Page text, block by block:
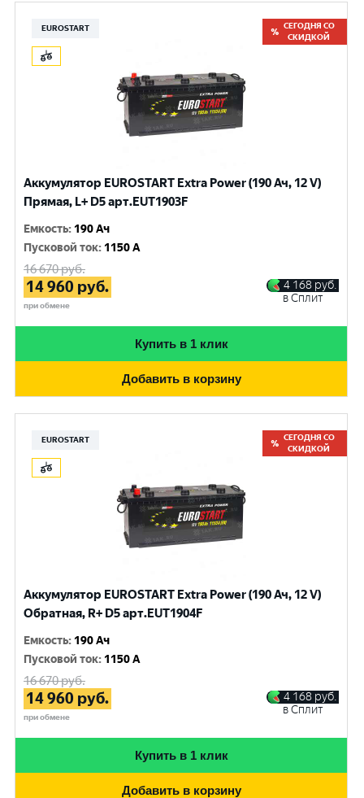
EUROSTART
СЕГОДНЯ СО
СКИДКОЙ
Аккумулятор EUROSTART Extra Power (190 Ач, 12 V)
Прямая, L+ D5 арт.EUT1903F
Емкость: 190 Ач
Пусковой ток: 1150 A
16 670руб.
14 960 руб.
при обмене
4 168 руб.
в Сплит
Купить в 1 клик
Добавить в корзину
EUROSTART
СЕГОДНЯ СО
СКИДКОЙ
Аккумулятор EUROSTART Extra Power (190 Ач, 12 V)
Обратная, R+ D5 арт.EUT1904F
Емкость: 190 Ач
Пусковой ток: 1150 A
16 670руб.
14 960 руб.
при обмене
4 168 руб.
в Сплит
Купить в 1 клик
Добавить в корзину